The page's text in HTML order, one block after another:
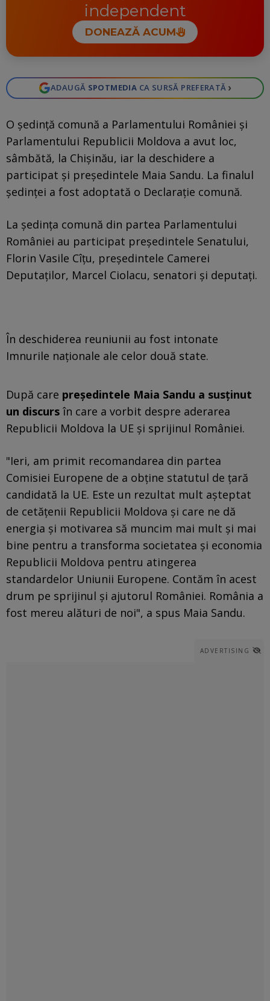
independent
DONEAZĂ ACUM
ADAUGĂ SPOTMEDIA CA SURSĂ PREFERATĂ ›
O ședință comună a Parlamentului României şi
Parlamentului Republicii Moldova a avut loc,
sâmbătă, la Chișinău, iar la deschidere a
participat și președintele Maia Sandu. La finalul
ședinței a fost adoptată o Declaraţie comună.
La şedinţa comună din partea Parlamentului
României au participat preşedintele Senatului,
Florin Vasile Cîţu, preşedintele Camerei
Deputaţilor, Marcel Ciolacu, senatori şi deputaţi.
În deschiderea reuniunii au fost intonate
Imnurile naţionale ale celor două state.
După care președintele Maia Sandu a susținut
un discurs în care a vorbit despre aderarea
Republicii Moldova la UE și sprijinul României.
"Ieri, am primit recomandarea din partea
Comisiei Europene de a obţine statutul de ţară
candidată la UE. Este un rezultat mult aşteptat
de cetăţenii Republicii Moldova şi care ne dă
energia şi motivarea să muncim mai mult şi mai
bine pentru a transforma societatea şi economia
Republicii Moldova pentru atingerea
standardelor Uniunii Europene. Contăm în acest
drum pe sprijinul şi ajutorul României. România a
fost mereu alături de noi", a spus Maia Sandu.
ADVERTISING